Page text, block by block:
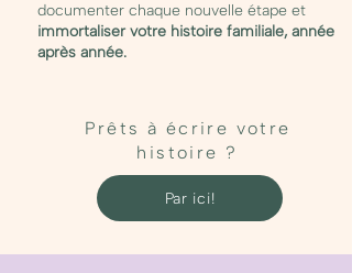
documenter chaque nouvelle étape et
immortaliser votre histoire familiale, année
après année.
Prêts à écrire votre
histoire ?
Par ici!